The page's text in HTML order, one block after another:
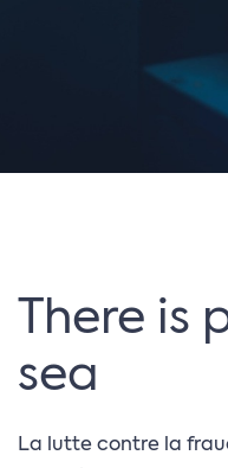
There is
sea
La lutte contre la